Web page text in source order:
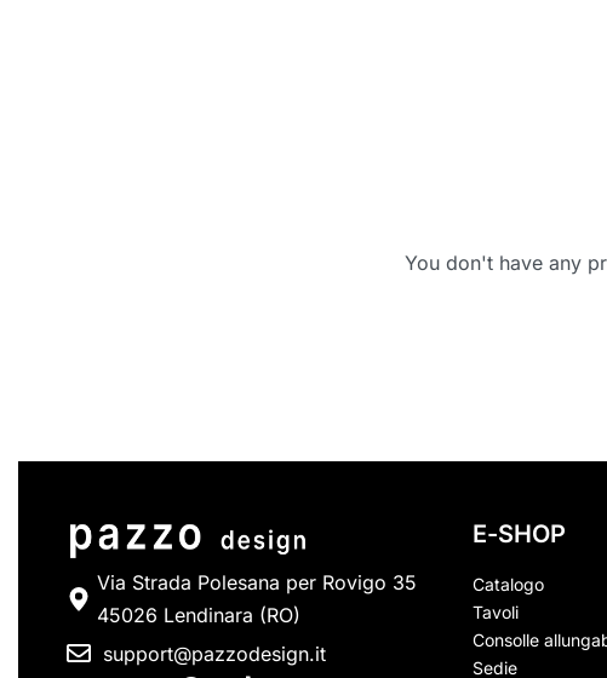
You don't have any
Via Strada Polesana per Rovigo 35
45026 Lendinara (RO)
support@pazzodesign.it
E-SHOP
Catalogo
Tavoli
Consolle
Sedie